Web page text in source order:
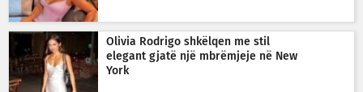
Olivia Rodrigo shkëlqen me stil
elegant gjatë një mbrëmjeje në New
York